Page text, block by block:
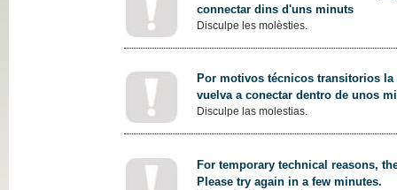
connectar dins d'uns minuts
Disculpe les molèsties.
Por motivos técnicos transitorios
vuelva a conectar dentro de unos
Disculpe las molestias.
For temporary technical reasons,
Please try again in a few minutes.